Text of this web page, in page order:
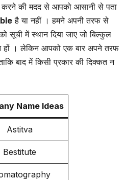
की मदद से आपको आसानी से पता
है या नहीं । हमने अपनी तरफ से
सूची में स्थान दिया जाए जो बिल्कुल
हों । लेकिन आपको एक बार अपने तरफ
बाद में किसी प्रकार की दिक्कत न
Name Ideas
Astitva
Bestitute